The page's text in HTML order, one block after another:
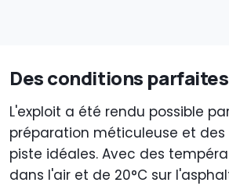
Des conditions parfaites
L'exploit a été rendu possible
préparation méticuleuse et
piste idéales. Avec des
dans l'air et de 20°C sur